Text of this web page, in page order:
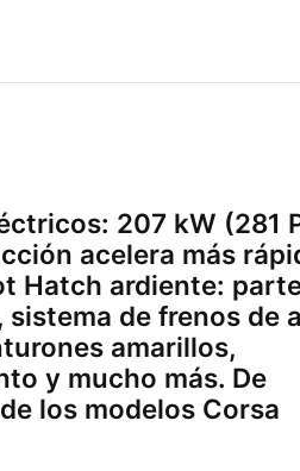
207 kW (281
acelera más
Hatch ardiente:
sistema de frenos de
amarillos,
y mucho más. De
los modelos Corsa